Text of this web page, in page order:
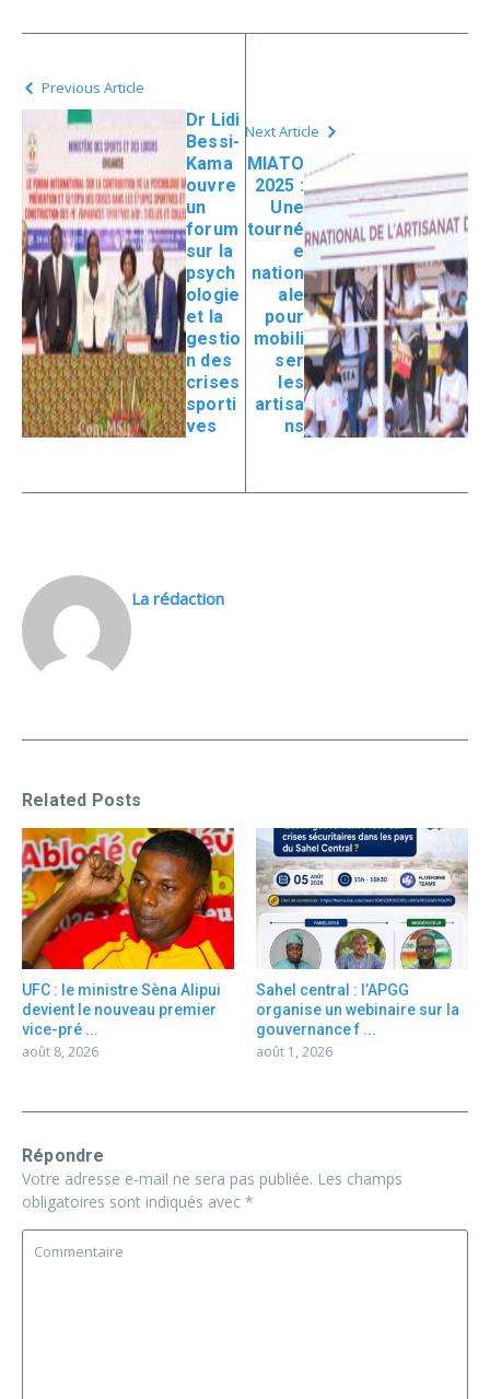
Previous Article
Dr Lidi
Bessi-
Kama
ouvre
un
forum
sur la
psych
ologie
et la
gestio
n des
crises
sporti
ves
Next Article
MIATO
2025 :
Une
tourné
e
nation
ale
pour
mobili
ser
les
artisa
ns
La rédaction
Related Posts
UFC : le ministre Sèna Alipui
devient le nouveau premier
vice-pré ...
août 8, 2026
Sahel central : l’APGG
organise un webinaire sur la
gouvernance f ...
août 1, 2026
Répondre
Votre adresse e-mail ne sera pas publiée. Les champs
obligatoires sont indiqués avec *